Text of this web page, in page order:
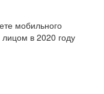
мобильного
в 2020 году